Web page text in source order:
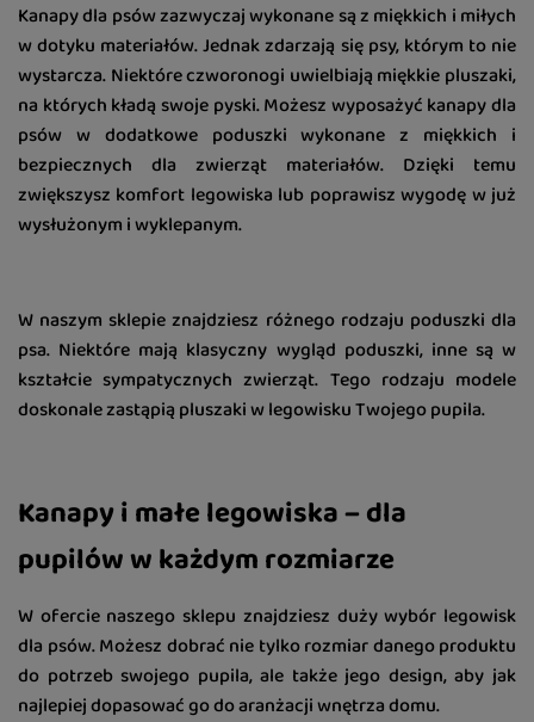
Kanapy dla psów zazwyczaj wykonane są z miękkich i miłych
w dotyku materiałów. Jednak zdarzają się psy, którym to nie
wystarcza. Niektóre czworonogi uwielbiają miękkie pluszaki,
na których kładą swoje pyski. Możesz wyposażyć kanapy dla
psów w dodatkowe poduszki wykonane z miękkich i
bezpiecznych dla zwierząt materiałów. Dzięki temu
zwiększysz komfort legowiska lub poprawisz wygodę w już
wysłużonym i wyklepanym.
W naszym sklepie znajdziesz różnego rodzaju poduszki dla
psa. Niektóre mają klasyczny wygląd poduszki, inne są w
kształcie sympatycznych zwierząt. Tego rodzaju modele
doskonale zastąpią pluszaki w legowisku Twojego pupila.
Kanapy i małe legowiska – dla
pupilów w każdym rozmiarze
W ofercie naszego sklepu znajdziesz duży wybór legowisk
dla psów. Możesz dobrać nie tylko rozmiar danego produktu
do potrzeb swojego pupila, ale także jego design, aby jak
najlepiej dopasować go do aranżacji wnętrza domu.